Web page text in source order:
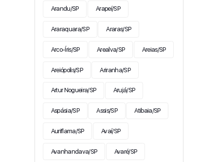
Arandu/SP Arapeí/SP
Araraquara/SP Araras/SP
Arco-Íris/SP Arealva/SP Areias/SP
Areiópolis/SP Ariranha/SP
Artur Nogueira/SP Arujá/SP
Aspásia/SP Assis/SP Atibaia/SP
Auriflama/SP Avaí/SP
Avanhandava/SP Avaré/SP